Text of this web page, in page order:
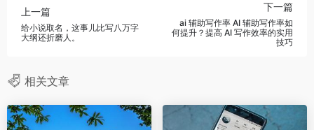
上一篇
给小说取名，这事儿比写八万字
大纲还折磨人。
下一篇
ai 辅助写作率 AI 辅助写作率如
何提升？提高 AI 写作效率的实用
技巧
相关文章